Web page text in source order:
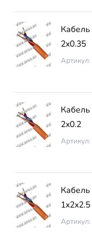
2х0.35
2х0.2
1х2х2.5